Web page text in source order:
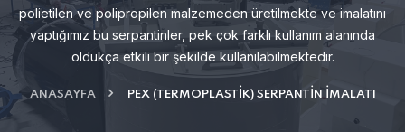
polietilen ve polipropilen malzemeden üretilmekte ve imalatını
yaptığımız bu serpantinler, pek çok farklı kullanım alanında
oldukça etkili bir şekilde kullanılabilmektedir.
ANASAYFA PEX (TERMOPLASTIK) SERPANTIN İMALATI